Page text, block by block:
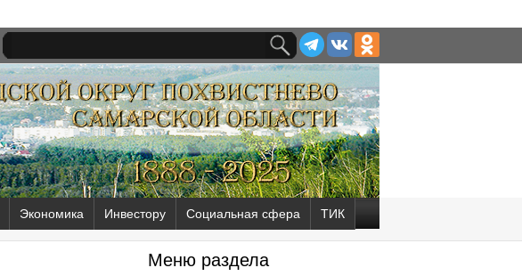
Экономика Инвестору Социальная сфера ТИК
Меню раздела